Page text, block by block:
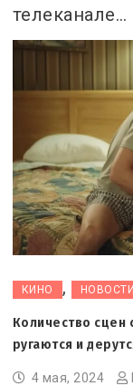
телеканале…
КИНО , НОВОСТИ
Количество сцен
ругаются и
4 мая, 2024